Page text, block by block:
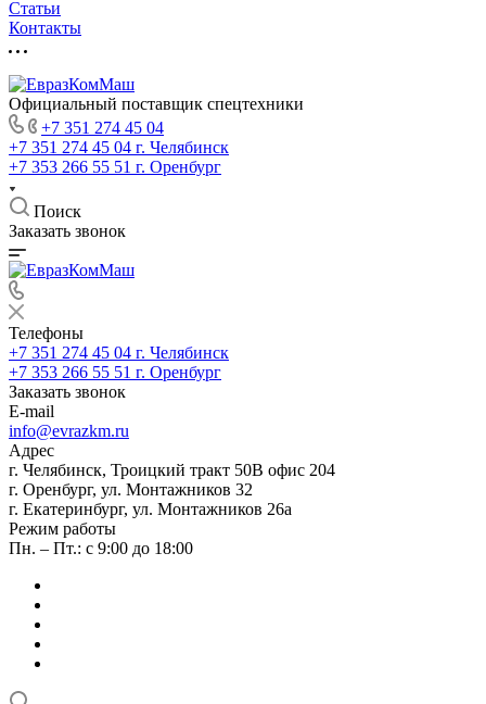
Статьи
Контакты
Официальный поставщик спецтехники
+7 351 274 45 04
+7 351 274 45 04 г. Челябинск
+7 353 266 55 51 г. Оренбург
Поиск
Заказать звонок
Телефоны
+7 351 274 45 04 г. Челябинск
+7 353 266 55 51 г. Оренбург
Заказать звонок
E-mail
info@evrazkm.ru
Адрес
г. Челябинск, Троицкий тракт 50В офис 204
г. Оренбург, ул. Монтажников 32
г. Екатеринбург, ул. Монтажников 26а
Режим работы
Пн. – Пт.: с 9:00 до 18:00